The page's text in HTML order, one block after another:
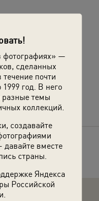
фотографиях» —
сделанных
почти
1999 год. В него
разные темы
коллекций.
создавайте
вместе
страны.
Яндекса
Российской
с этой
этом фото